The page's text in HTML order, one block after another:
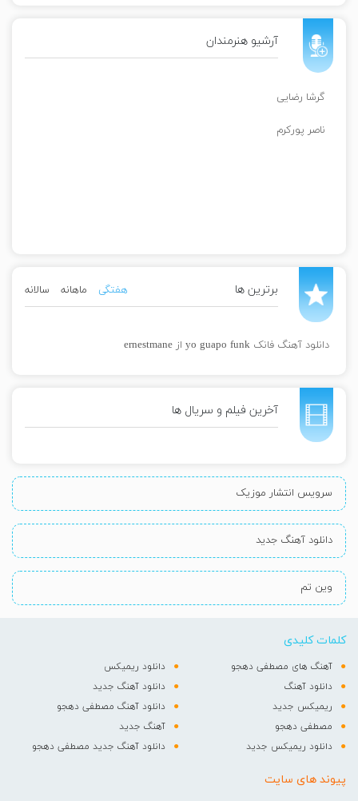
آرشیو هنرمندان
گرشا رضایی
ناصر پورکرم
برترین ها هفتگی ماهانه سالانه
دانلود آهنگ فانک yo guapo funk از ernestmane
آخرین فیلم و سریال ها
سرویس انتشار موزیک
دانلود آهنگ جدید
وین تم
کلمات کلیدی
آهنگ های مصطفی دهجو
دانلود ریمیکس
دانلود آهنگ
دانلود آهنگ جدید
ریمیکس جدید
دانلود آهنگ مصطفی دهجو
مصطفی دهجو
آهنگ جدید
دانلود ریمیکس جدید
دانلود آهنگ جدید مصطفی دهجو
پیوند های سایت